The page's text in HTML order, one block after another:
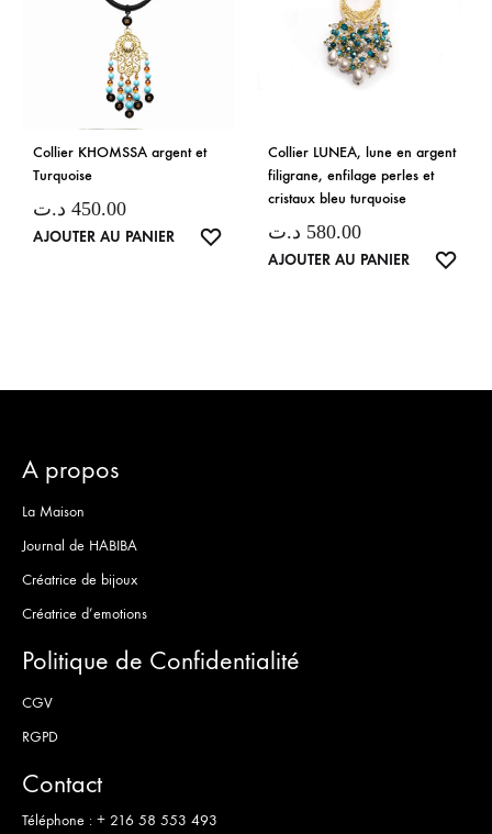
Collier KHOMSSA argent et
Turquoise
450.00 د.ت
AJOUTER AU PANIER
Collier LUNEA, lune en argent
filigrane, enfilage perles et
cristaux bleu turquoise
580.00 د.ت
AJOUTER AU PANIER
A propos
La Maison
Journal de HABIBA
Créatrice de bijoux
Créatrice d’emotions
Politique de Confidentialité
CGV
RGPD
Contact
Téléphone : + 216 58 553 493